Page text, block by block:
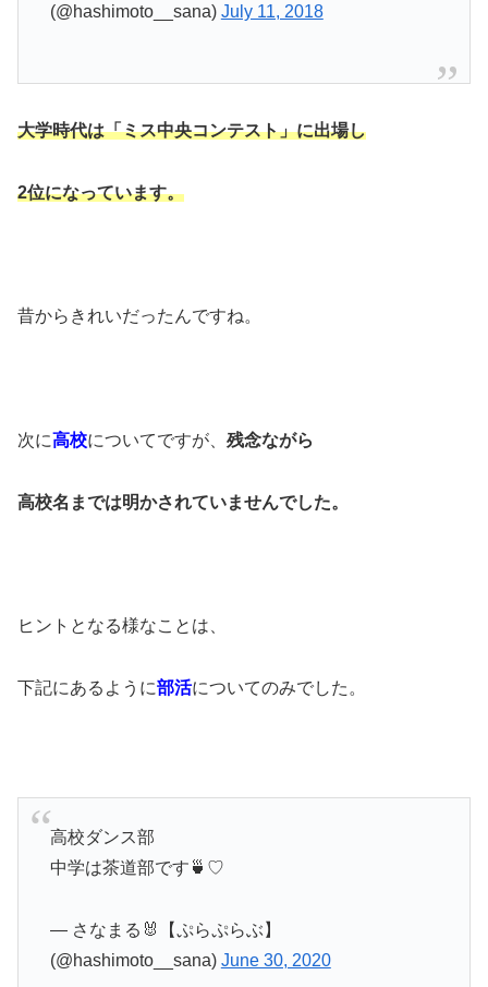
(@hashimoto__sana) July 11, 2018
大学時代は「ミス中央コンテスト」に出場し
2位になっています。
昔からきれいだったんですね。
次に高校についてですが、 残念ながら
高校名までは明かされていませんでした。
ヒントとなる様なことは、
下記にあるように部活についてのみでした。
高校ダンス部
中学は茶道部です🍵♡
— さなまる🐰【ぷらぷらぶ】
(@hashimoto__sana) June 30, 2020